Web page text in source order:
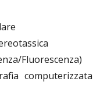
Fluorescenza)
computerizzata